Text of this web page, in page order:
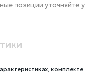
позиции уточняйте у
комплекте